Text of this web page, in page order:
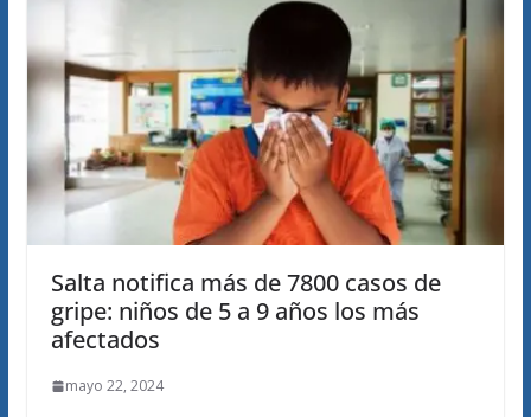
Salta notifica más de 7800 casos de
gripe: niños de 5 a 9 años los más
afectados
mayo 22, 2024